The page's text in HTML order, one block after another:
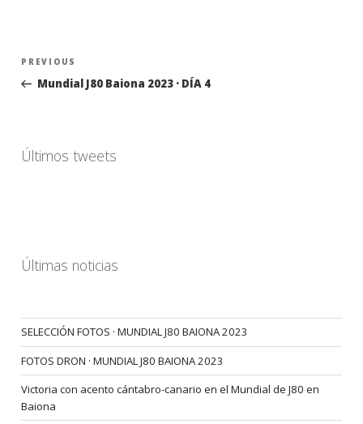
Navegación
entradas
Previous
Post
PREVIOUS
Mundial J80 Baiona 2023 · DÍA 4
Últimos tweets
Últimas noticias
SELECCIÓN FOTOS · MUNDIAL J80 BAIONA 2023
FOTOS DRON · MUNDIAL J80 BAIONA 2023
Victoria con acento cántabro-canario en el Mundial de J80 en
Baiona